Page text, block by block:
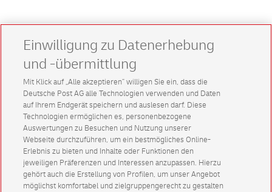
Einwilligung zu Datenerhebung
und -übermittlung
Mit Klick auf „Alle akzeptieren” willigen Sie ein, dass die
Deutsche Post AG alle Technologien verwenden und Daten
auf Ihrem Endgerät speichern und auslesen darf. Diese
Technologien ermöglichen es, personenbezogene
Auswertungen zu Besuchen und Nutzung unserer
Webseite durchzuführen, um ein bestmögliches Online-
Erlebnis zu bieten und Inhalte oder Funktionen den
jeweiligen Präferenzen und Interessen anzupassen. Hierzu
gehört auch die Erstellung von Profilen, um unser Angebot
möglichst komfortabel und zielgruppengerecht zu gestalten